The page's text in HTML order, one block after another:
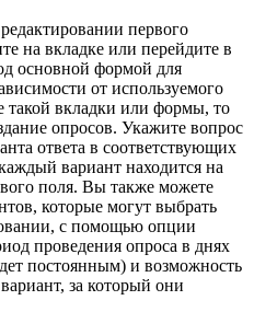
первого
на вкладке или перейдите в
основной формой для
от используемого
такой вкладки или формы, то
опросов. Укажите вопрос
ответа в соответствующих
вариант находится на
поля. Вы также можете
которые могут выбрать
с помощью опции
проведения опроса в днях
постоянным) и возможность
за который они